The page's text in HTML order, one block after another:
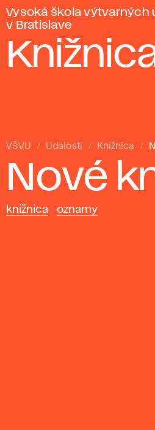
Vysoká škola výtvarných
v Bratislave
VŠVU Udalosti Knižnica
Nové
knižnica oznamy